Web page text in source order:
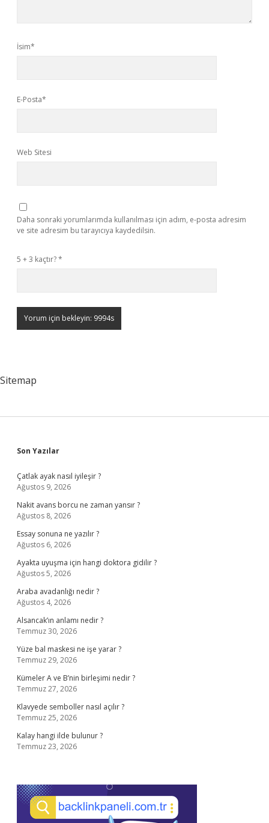
İsim*
E-Posta*
Web Sitesi
Daha sonraki yorumlarımda kullanılması için adım, e-posta adresim
ve site adresim bu tarayıcıya kaydedilsin.
5 + 3 kaçtır?*
Sitemap
Sidebar
Son Yazılar
Çatlak ayak nasıl iyileşir ?
Ağustos 9, 2026
Nakit avans borcu ne zaman yansır ?
Ağustos 8, 2026
Essay sonuna ne yazılır ?
Ağustos 6, 2026
Ayakta uyuşma için hangi doktora gidilir ?
Ağustos 5, 2026
Araba avadanlığı nedir ?
Ağustos 4, 2026
Alsancak’ın anlamı nedir ?
Temmuz 30, 2026
Yüze bal maskesi ne işe yarar ?
Temmuz 29, 2026
Kümeler A ve B’nin birleşimi nedir ?
Temmuz 27, 2026
Klavyede semboller nasıl açılır ?
Temmuz 25, 2026
Kalay hangi ilde bulunur ?
Temmuz 23, 2026